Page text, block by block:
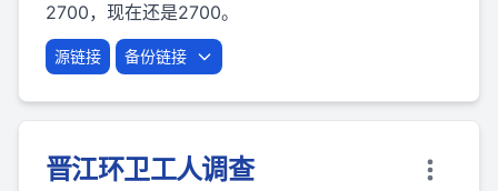
2700，现在还是2700。
源链接 备份链接
晋江环卫工人调查